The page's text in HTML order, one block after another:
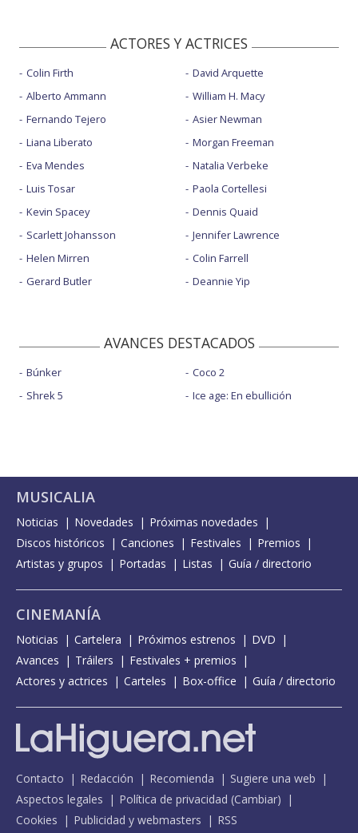
ACTORES Y ACTRICES
Colin Firth
Alberto Ammann
Fernando Tejero
Liana Liberato
Eva Mendes
Luis Tosar
Kevin Spacey
Scarlett Johansson
Helen Mirren
Gerard Butler
David Arquette
William H. Macy
Asier Newman
Morgan Freeman
Natalia Verbeke
Paola Cortellesi
Dennis Quaid
Jennifer Lawrence
Colin Farrell
Deannie Yip
AVANCES DESTACADOS
Búnker
Shrek 5
Coco 2
Ice age: En ebullición
MUSICALIA
Noticias Novedades
Próximas novedades
Discos históricos
Canciones Festivales
Premios
Artistas y grupos
Portadas Listas Guía / directorio
CINEMANÍA
Noticias Cartelera Próximos estrenos
DVD
Avances
Tráilers
Festivales + premios
Actores y actrices
Carteles Box-office Guía / directorio
Contacto Redacción Recomienda
Sugiere una web
Aspectos legales
Política de privacidad (Cambiar)
Cookies
Publicidad y webmasters RSS